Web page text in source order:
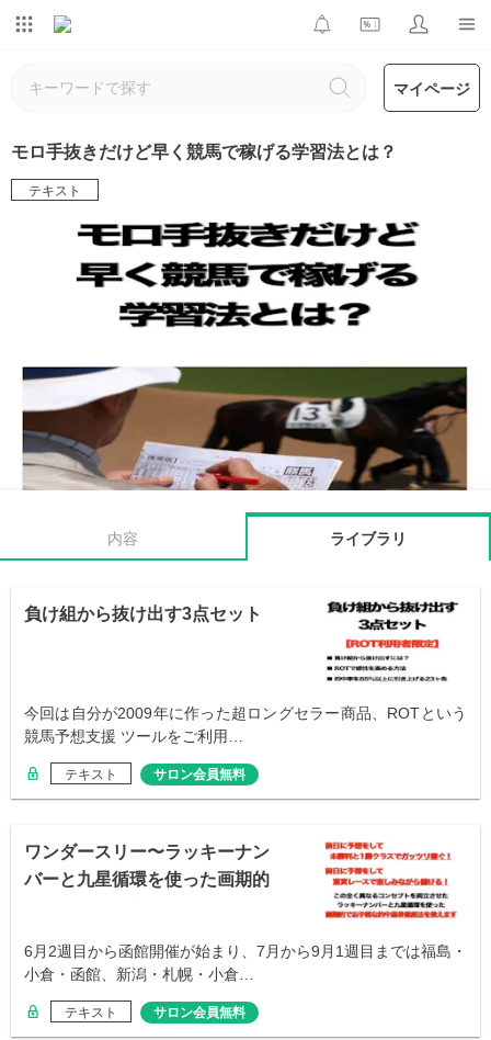
マイページ
モロ手抜きだけど早く競馬で稼げる学習法とは？
テキスト
内容 ライブラリ
負け組から抜け出す3点セット
今回は自分が2009年に作った超ロングセラー商品、ROTという
競馬予想支援 ツールをご利用…
テキスト サロン会員無料
ワンダースリー〜ラッキーナン
バーと九星循環を使った画期的
6月2週目から函館開催が始まり、7月から9月1週目までは福島・
小倉・函館、新潟・札幌・小倉…
テキスト サロン会員無料